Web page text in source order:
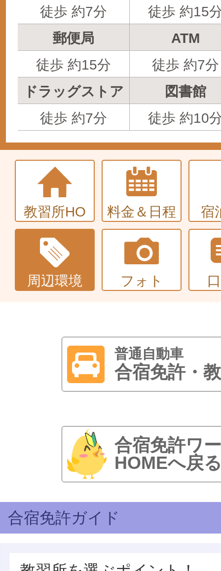
徒歩 約7分
徒歩 約15
郵便局
ATM
徒歩 約15分
徒歩 約7分
ドラッグストア
図書館
徒歩 約7分
徒歩 約10
教習所HO 料金＆日程 宿
周辺環境 フォト
普通自動車
合宿免許・
合宿免許ワ
HOMEへ戻
合宿免許ガイド